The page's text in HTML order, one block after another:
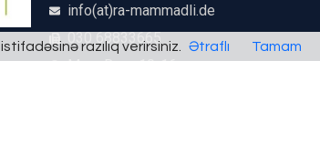
info(at)ra-mammadli.de
030 68833665
Mon.-Don.: 10-16
razılıq verirsiniz. Ətraflı Tamam